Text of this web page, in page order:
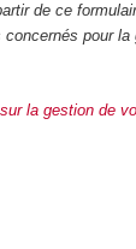
de ce
pour la
la gestion de